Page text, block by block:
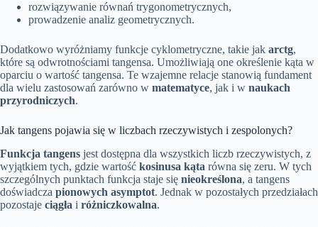
rozwiązywanie równań trygonometrycznych,
prowadzenie analiz geometrycznych.
Dodatkowo wyróżniamy funkcje cyklometryczne, takie jak arctg,
które są odwrotnościami tangensa. Umożliwiają one określenie kąta w
oparciu o wartość tangensa. Te wzajemne relacje stanowią fundament
dla wielu zastosowań zarówno w matematyce, jak i w naukach
przyrodniczych.
Jak tangens pojawia się w liczbach rzeczywistych i zespolonych?
Funkcja tangens jest dostępna dla wszystkich liczb rzeczywistych, z
wyjątkiem tych, gdzie wartość kosinusa kąta równa się zeru. W tych
szczególnych punktach funkcja staje się nieokreślona, a tangens
doświadcza pionowych asymptot. Jednak w pozostałych przedziałach
pozostaje ciągła i różniczkowalna.